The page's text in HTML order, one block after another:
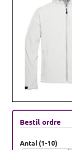
Bestil ordre
Antal (1-10)